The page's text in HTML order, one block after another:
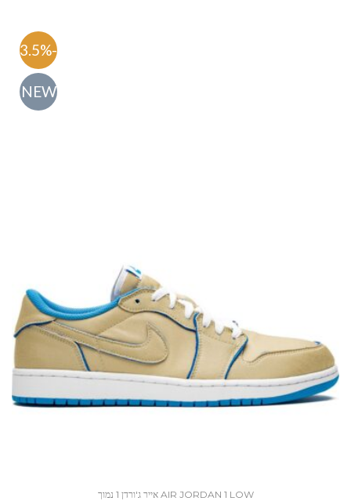
-63.5%
NEW
AIR JORDAN 1 LOW אייר ג'ורדן 1 נמוך